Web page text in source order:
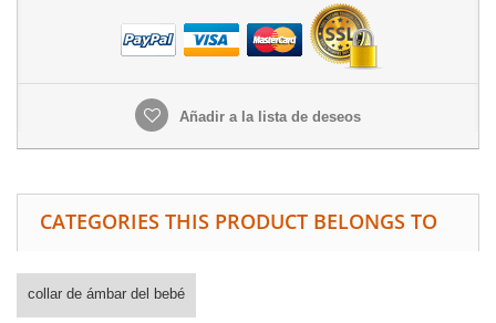
Añadir a la lista de deseos
CATEGORIES THIS PRODUCT BELONGS TO
collar de ámbar del bebé